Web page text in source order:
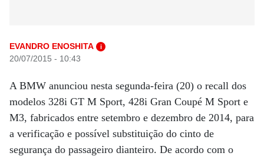
EVANDRO ENOSHITA i
20/07/2015 - 10:43
A BMW anunciou nesta segunda-feira (20) o recall dos
modelos 328i GT M Sport, 428i Gran Coupé M Sport e
M3, fabricados entre setembro e dezembro de 2014, para
a verificação e possível substituição do cinto de
segurança do passageiro dianteiro. De acordo com o